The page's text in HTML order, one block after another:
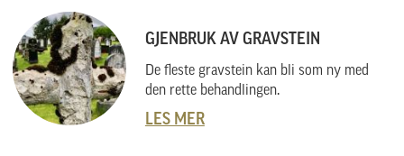
GJENBRUK AV GRAVSTEIN
De fleste gravstein kan bli som ny med
den rette behandlingen.
LES MER